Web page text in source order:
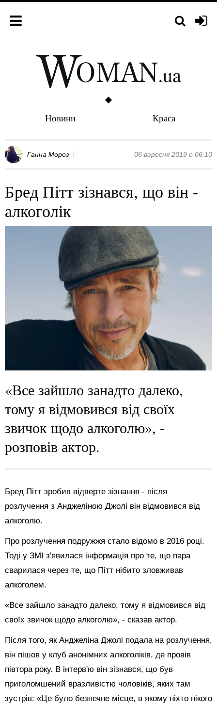
Новини Краса
Ганна Мороз 06 вересня 2019 о 06:10
Бред Пітт зізнався, що він -
алкоголік
«Все зайшло занадто далеко,
тому я відмовився від своїх
звичок щодо алкоголю», -
розповів актор.
Бред Пітт зробив відверте зізнання - після
розлучення з Анджеліною Джолі він відмовився від
алкоголю.
Про розлучення подружжя стало відомо в 2016 році.
Тоді у ЗМІ з'явилася інформація про те, що пара
сварилася через те, що Пітт нібито зловживав
алкоголем.
«Все зайшло занадто далеко, тому я відмовився від
своїх звичок щодо алкоголю», - сказав актор.
Після того, як Анджеліна Джолі подала на розлучення,
він пішов у клуб анонімних алкоголіків, де провів
півтора року. В інтерв'ю він зізнався, що був
приголомшений вразливістю чоловіків, яких там
зустрів: «Це було безпечне місце, в якому ніхто нікого